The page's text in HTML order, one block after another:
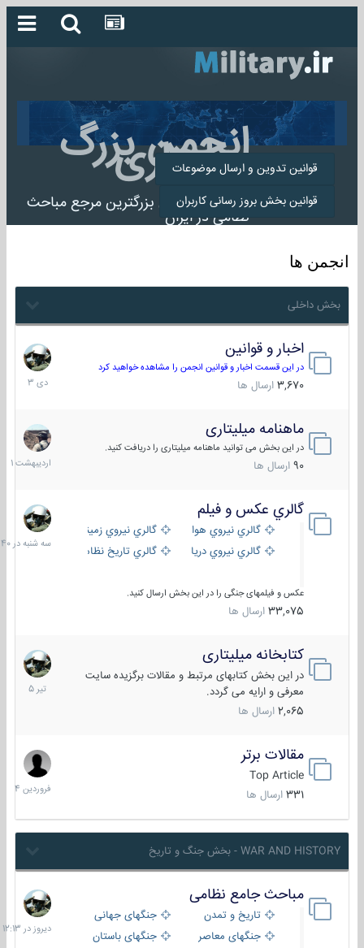
انجمن بزرگ
میلیتاری
انجمن میلیتاری بزرگترین مرجع مباحث
نظامی در ایران
قوانین تدوین و ارسال موضوعات
قوانین بخش بروز رسانی کاربران
انجمن ها
بخش داخلی
اخبار و قوانین
در این قسمت اخبار و قوانین انجمن را مشاهده خواهید کرد
3,670 ارسال ها
22
دی
1403
ماهنامه میلیتاری
در این بخش می توانید ماهنامه میلیتاری را دریافت کنید.
90 ارسال ها
30
1401
گالري عكس و فيلم
گالري نيروي هوايي
گالري نيروي زميني
گالري نيروي دريايي
گالري تاریخ نظامی
عکس و فیلمهای جنگی را در این بخش ارسال کنید.
33,075 ارسال ها
سه
شنبه
در
کتابخانه میلیتاری
در این بخش کتابهای مرتبط و مقالات برگزیده سایت
معرفی و ارایه می گردد.
2,065 ارسال ها
16
تیر
1405
مقالات برتر
Top Article
331 ارسال ها
29
فروردین
1404
WAR AND HISTORY - بخش جنگ و تاریخ
مباحث جامع نظامی
تاریخ و تمدن
جنگهای جهانی
جنگهای معاصر
جنگهای باستان
دیروز
در
12:13